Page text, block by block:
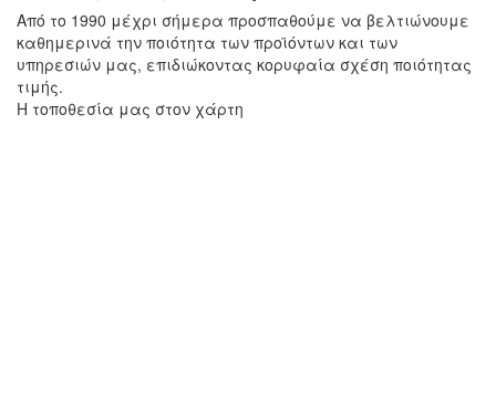
Από το 1990 μέχρι σήμερα προσπαθούμε να βελτιώνουμε
καθημερινά την ποιότητα των προϊόντων και των
υπηρεσιών μας, επιδιώκοντας κορυφαία σχέση ποιότητας
τιμής.
Η τοποθεσία μας στον χάρτη